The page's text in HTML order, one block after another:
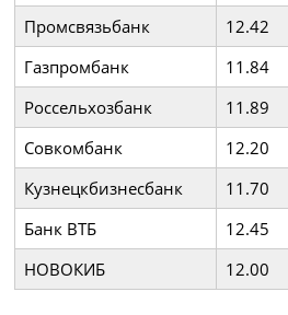
Промсвязьбанк
12.42
Газпромбанк
11.84
Россельхозбанк
11.89
Совкомбанк
12.20
Кузнецкбизнесбанк
11.70
Банк ВТБ
12.45
НОВОКИБ
12.00